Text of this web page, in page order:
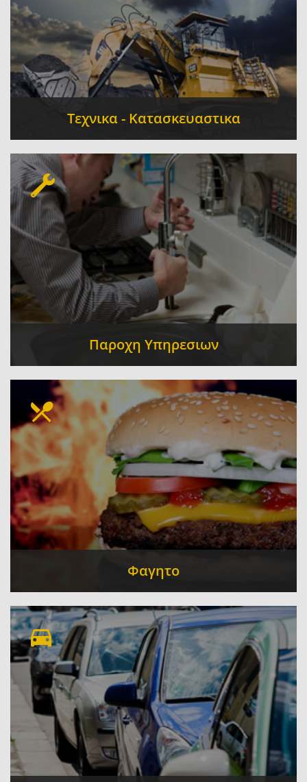
Τεχνικα - Κατασκευαστικα
Τεχνικό Γραφείο-Ηλεκτρολόγοι -
Ηλεκτρολογικές Εγκαταστάσεις
-Θέρμανση -
Ψύξη - Κλιματισμός-Πολιτικοί Μηχανικοί
Ξυλουργικές Εργασίες
Παροχη Υπηρεσιων
Λογιστικά - Φοροτεχνικά-Μεταφορές -
Μετακομίσεις- Δικηγόροι-Courier-Γραφεία
Τελετών
Φαγητο
Ψητοπωλεία - Ψησταριές - Σουβλατζίδικο -
Οβελιστήριο
Εστιατόρια-Αρτοποιεία-
Ζαχαροπλαστεία-Ταβέρνες